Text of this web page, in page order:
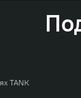
WEY, а
Wall Motor
включая центры в
TANK